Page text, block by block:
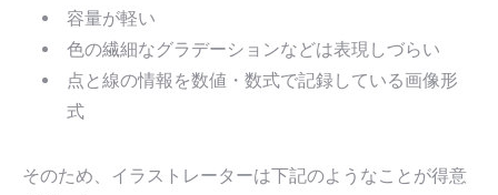
容量が軽い
色の繊細なグラデーションなどは表現しづらい
点と線の情報を数値・数式で記録している画像形
式
そのため、イラストレーターは下記のようなことが得意